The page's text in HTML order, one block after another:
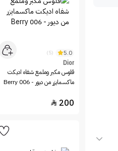
5.0
(5)
Dior
قلوس مكبر وملمع شفاه اديكت
ماكسمايزر من ديور - 006 Berry
200
